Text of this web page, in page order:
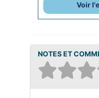
Voir
NOTES ET